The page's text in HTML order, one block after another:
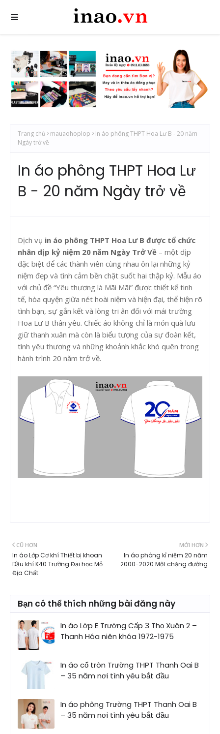
Trang chủ mauaohoplop
In áo phông THPT Hoa Lư B - 20 năm
Ngày trở về
In áo phông THPT Hoa Lư
B - 20 năm Ngày trở về
Dịch vụ in áo phông THPT Hoa Lư B được tổ chức
nhân dịp kỷ niệm 20 năm Ngày Trở Về – một dịp
đặc biệt để các thành viên cùng nhau ôn lại những kỷ
niệm đẹp và tình cảm bền chặt suốt hai thập kỷ. Mẫu áo
với chủ đề “Yêu thương là Mãi Mãi” được thiết kế tinh
tế, hòa quyện giữa nét hoài niệm và hiện đại, thể hiện rõ
tình bạn, sự gắn kết và lòng tri ân đối với mái trường
Hoa Lư B thân yêu. Chiếc áo không chỉ là món quà lưu
giữ thanh xuân mà còn là biểu tượng của sự đoàn kết,
tình yêu thương và những khoảnh khắc khó quên trong
hành trình 20 năm trở về.
MỚI HƠN
In áo phông kỉ niệm 20 năm
2000-2020 Một chặng đường
CŨ HƠN
In áo Lớp Cơ khí Thiết bị khoan
Dầu khí K40 Trường Đại học Mỏ
Địa Chất
Bạn có thể thích những bài đăng này
In áo Lớp E Trường Cấp 3 Thọ Xuân 2 –
Thanh Hóa niên khóa 1972-1975
In áo cổ tròn Trường THPT Thanh Oai B
– 35 năm nơi tình yêu bắt đầu
In áo phông Trường THPT Thanh Oai B
– 35 năm nơi tình yêu bắt đầu